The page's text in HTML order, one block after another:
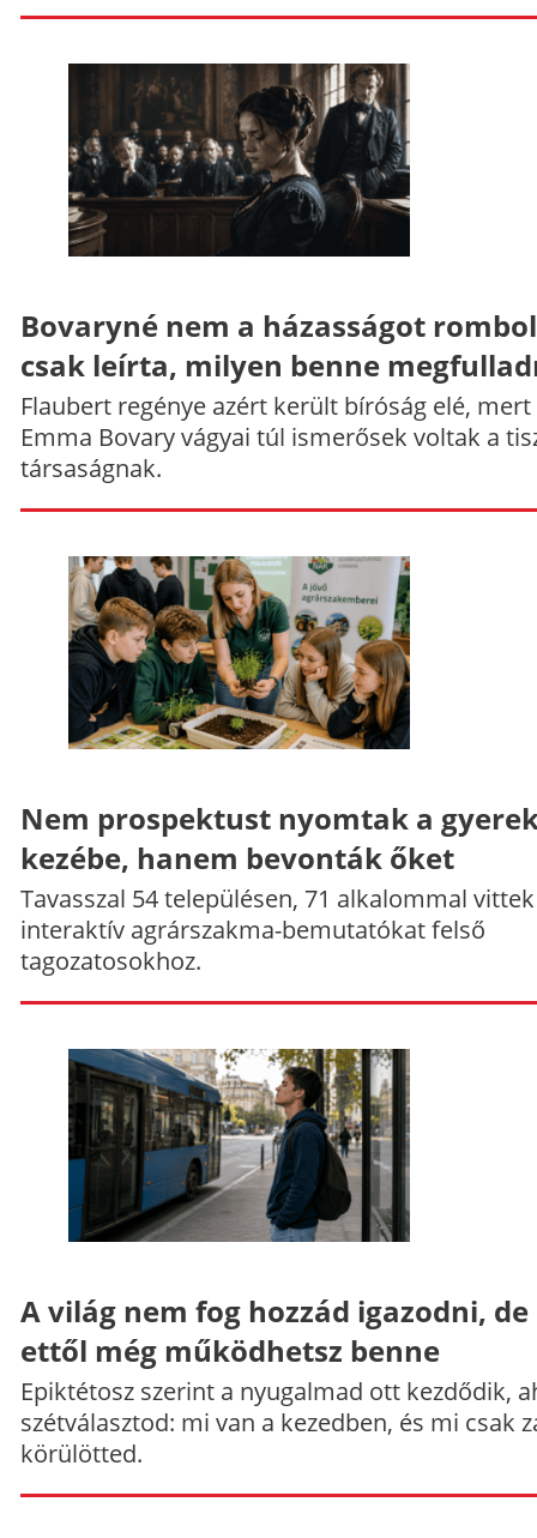
Bovaryné nem a házasságot
csak leírta, milyen benne
Flaubert regénye azért került bíróság elé, mert
Emma Bovary vágyai túl ismerősek voltak a
társaságnak.
Nem prospektust nyomtak a
kezébe, hanem bevonták őket
Tavasszal 54 településen, 71 alkalommal vittek
interaktív agrárszakma-bemutatókat felső
tagozatosokhoz.
A világ nem fog hozzád igazodni, de
ettől még működhetsz benne
Epiktétosz szerint a nyugalmad ott kezdődik,
szétválasztod: mi van a kezedben, és mi csak
körülötted.